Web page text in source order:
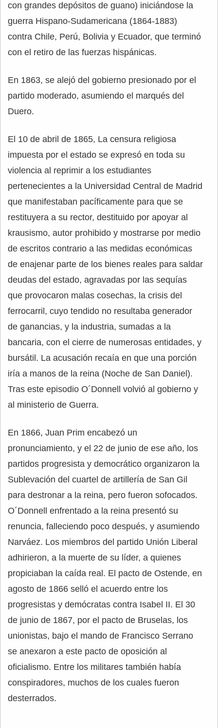
con grandes depósitos de guano) iniciándose la
guerra Hispano-Sudamericana (1864-1883)
contra Chile, Perú, Bolivia y Ecuador, que terminó
con el retiro de las fuerzas hispánicas.
En 1863, se alejó del gobierno presionado por el
partido moderado, asumiendo el marqués del
Duero.
El 10 de abril de 1865, La censura religiosa
impuesta por el estado se expresó en toda su
violencia al reprimir a los estudiantes
pertenecientes a la Universidad Central de Madrid
que manifestaban pacíficamente para que se
restituyera a su rector, destituido por apoyar al
krausismo, autor prohibido y mostrarse por medio
de escritos contrario a las medidas económicas
de enajenar parte de los bienes reales para saldar
deudas del estado, agravadas por las sequías
que provocaron malas cosechas, la crisis del
ferrocarril, cuyo tendido no resultaba generador
de ganancias, y la industria, sumadas a la
bancaria, con el cierre de numerosas entidades, y
bursátil. La acusación recaía en que una porción
iría a manos de la reina (Noche de San Daniel).
Tras este episodio O´Donnell volvió al gobierno y
al ministerio de Guerra.
En 1866, Juan Prim encabezó un
pronunciamiento, y el 22 de junio de ese año, los
partidos progresista y democrático organizaron la
Sublevación del cuartel de artillería de San Gil
para destronar a la reina, pero fueron sofocados.
O´Donnell enfrentado a la reina presentó su
renuncia, falleciendo poco después, y asumiendo
Narváez. Los miembros del partido Unión Liberal
adhirieron, a la muerte de su líder, a quienes
propiciaban la caída real. El pacto de Ostende, en
agosto de 1866 selló el acuerdo entre los
progresistas y demócratas contra Isabel II. El 30
de junio de 1867, por el pacto de Bruselas, los
unionistas, bajo el mando de Francisco Serrano
se anexaron a este pacto de oposición al
oficialismo. Entre los militares también había
conspiradores, muchos de los cuales fueron
desterrados.